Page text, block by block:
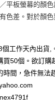
員、不需綁卡、不
結帳流程】
AFTEE先享後付」
證並確認金額後，
您將收到繳費通知
後14天內，點擊此
元方式進行付款，
成當下不需立刻繳
含以上)免
含以上)免
平板螢幕的顏
色差。對於顏
工作天內出貨,
買50個。欲訂購
間，急件無法